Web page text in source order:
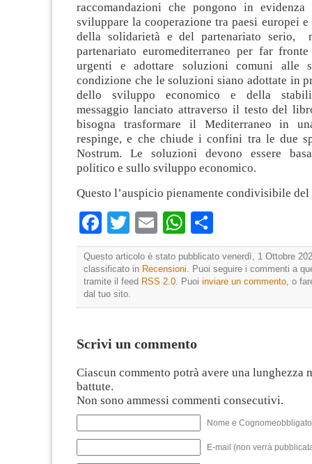
raccomandazioni che pongono in
sviluppare la cooperazione tra paesi europei e
della solidarietà e del partenariato serio,
partenariato euromediterraneo per far
urgenti e adottare soluzioni comuni alle
condizione che le soluzioni siano adottate in
dello sviluppo economico e della
messaggio lanciato attraverso il testo del
bisogna trasformare il Mediterraneo in
respinge, e che chiude i confini tra le due
Nostrum. Le soluzioni devono essere
politico e sullo sviluppo economico.
Questo l’auspicio pienamente condivisibile
Facebook
TwitterEmailWhatsApp
Questo articolo è stato pubblicato venerdì, 1 Ottobre
classificato in Recensioni. Puoi seguire i commenti a
tramite il feed RSS 2.0. Puoi inviare un commento, o
dal tuo sito.
Scrivi un commento
Ciascun commento potrà avere una lunghezza
battute.
Non sono ammessi commenti consecutivi.
Nome e
E-mail (non verrà